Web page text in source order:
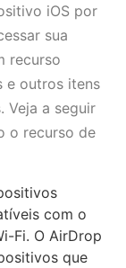
iOS por
sua
recurso
e outros itens
Veja a seguir
o recurso de
com o
Fi. O AirDrop
que